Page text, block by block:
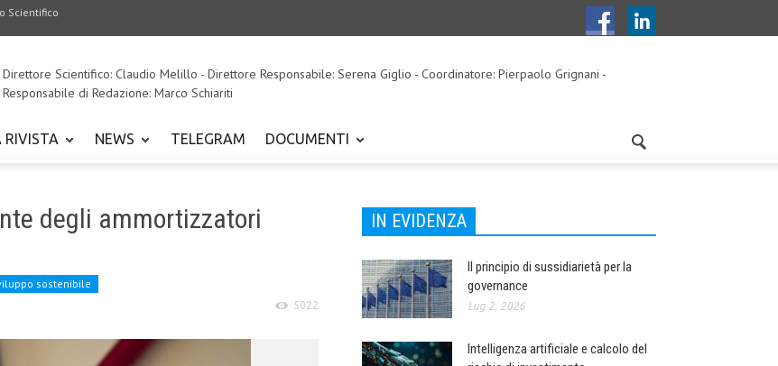
Scientifico
Direttore Scientifico: Claudio Melillo - Direttore Responsabile: Serena Giglio - Coordinatore: Pierpaolo Grignani -
Responsabile di Redazione: Marco Schiariti
RIVISTA NEWS TELEGRAM DOCUMENTI
degli ammortizzatori
sostenibile
5022
IN EVIDENZA
Il principio di sussidiarietà per la
governance
Lug 2, 2026
Intelligenza artificiale e calcolo del